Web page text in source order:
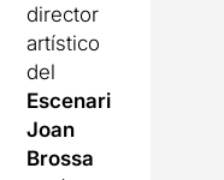
director
artístico
del
Escenari
Joan
Brossa